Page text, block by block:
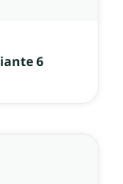
6